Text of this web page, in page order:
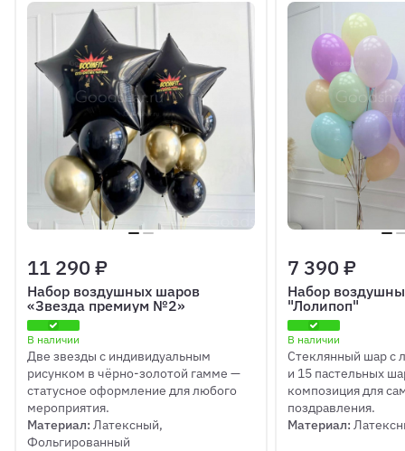
11 290 ₽
Набор воздушных шаров
«Звезда премиум №2»
В наличии
Две звезды с индивидуальным
рисунком в чёрно-золотой гамме —
статусное оформление для любого
мероприятия.
Материал: Латексный,
Фольгированный
7 390 ₽
Набор
"Лолипоп"
В наличии
Стеклянный шар с
и 15 пастельных
композиция для
поздравления.
Материал: